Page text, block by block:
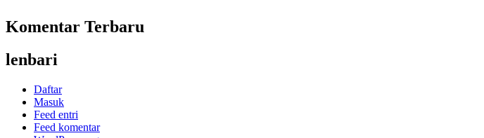
Komentar Terbaru
lenbari
Daftar
Masuk
Feed entri
Feed komentar